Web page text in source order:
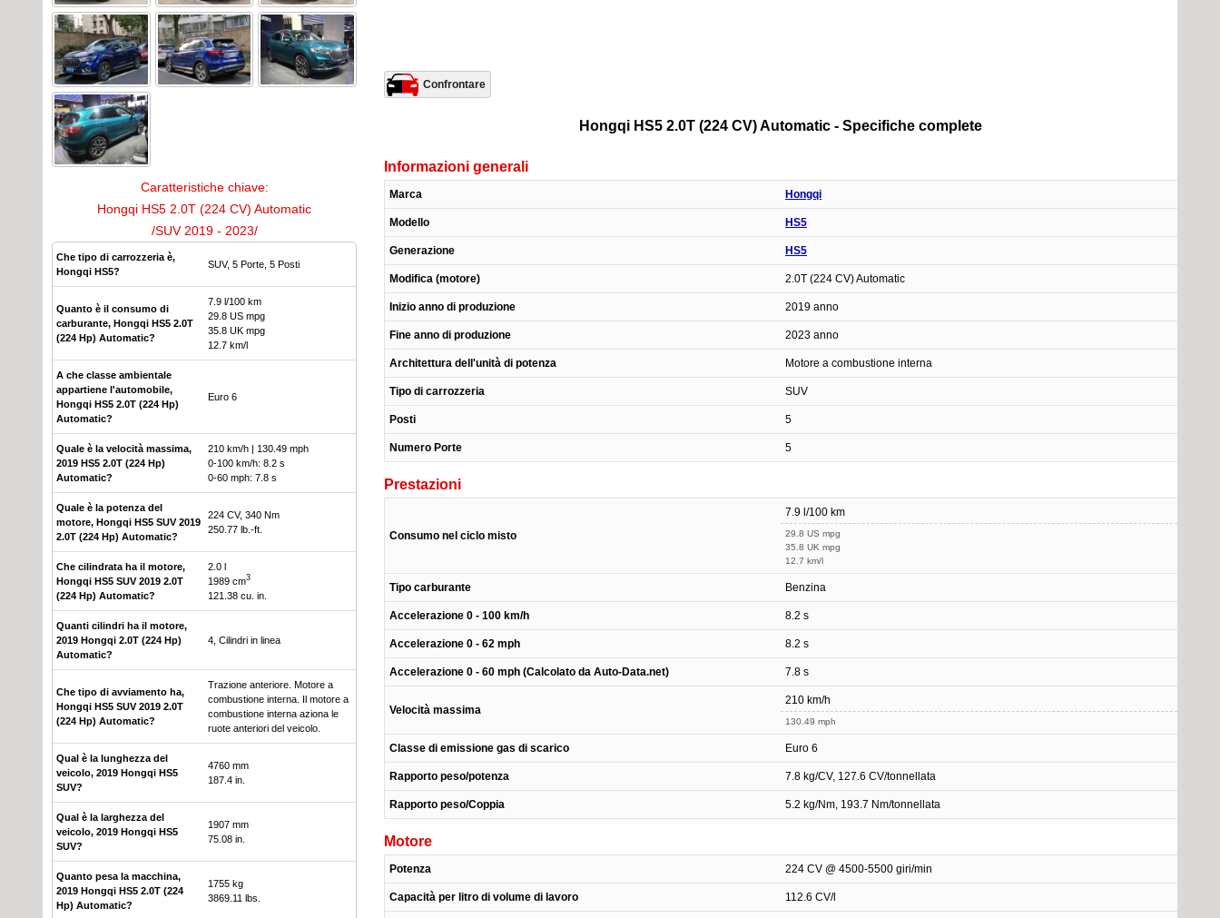
Caratteristiche chiave:
Hongqi HS5 2.0T (224 CV) Automatic
/SUV 2019 - 2023/
Che tipo di carrozzeria è,
Hongqi HS5?
SUV, 5 Porte, 5 Posti
Quanto è il consumo di
carburante, Hongqi HS5 2.0T
(224 Hp) Automatic?
7.9 l/100 km
29.8 US mpg
35.8 UK mpg
12.7 km/l
A che classe ambientale
appartiene l'automobile,
Hongqi HS5 2.0T (224 Hp)
Automatic?
Euro 6
Quale è la velocità massima,
2019 HS5 2.0T (224 Hp)
Automatic?
210 km/h | 130.49 mph
0-100 km/h: 8.2 s
0-60 mph: 7.8 s
Quale è la potenza del
motore, Hongqi HS5 SUV 2019
2.0T (224 Hp) Automatic?
224 CV, 340 Nm
250.77 lb.-ft.
Che cilindrata ha il motore,
Hongqi HS5 SUV 2019 2.0T
(224 Hp) Automatic?
2.0 l
1989 cm3
121.38 cu. in.
Quanti cilindri ha il motore,
2019 Hongqi 2.0T (224 Hp)
Automatic?
4, Cilindri in linea
Che tipo di avviamento ha,
Hongqi HS5 SUV 2019 2.0T
(224 Hp) Automatic?
Trazione anteriore. Motore a
combustione interna. Il motore a
combustione interna aziona le
ruote anteriori del veicolo.
Qual è la lunghezza del
veicolo, 2019 Hongqi HS5
SUV?
4760 mm
187.4 in.
Qual è la larghezza del
veicolo, 2019 Hongqi HS5
SUV?
1907 mm
75.08 in.
Quanto pesa la macchina,
2019 Hongqi HS5 2.0T (224
Hp) Automatic?
1755 kg
3869.11 lbs.
Confrontare
Hongqi HS5 2.0T (224 CV) Automatic - Specifiche complete
Informazioni generali
Marca Hongqi
Modello HS5
Generazione HS5
Modifica (motore) 2.0T (224 CV) Automatic
Inizio anno di produzione 2019 anno
Fine anno di produzione 2023 anno
Architettura dell'unità di potenza Motore a combustione interna
Tipo di carrozzeria SUV
Posti 5
Numero Porte 5
Prestazioni
Consumo nel ciclo misto
7.9 l/100 km
29.8 US mpg
35.8 UK mpg
12.7 km/l
Tipo carburante Benzina
Accelerazione 0 - 100 km/h 8.2 s
Accelerazione 0 - 62 mph 8.2 s
Accelerazione 0 - 60 mph (Calcolato da Auto-Data.net) 7.8 s
Velocità massima
210 km/h
130.49 mph
Classe di emissione gas di scarico Euro 6
Rapporto peso/potenza 7.8 kg/CV, 127.6 CV/tonnellata
Rapporto peso/Coppia 5.2 kg/Nm, 193.7 Nm/tonnellata
Motore
Potenza 224 CV @ 4500-5500 giri/min
Capacità per litro di volume di lavoro 112.6 CV/l